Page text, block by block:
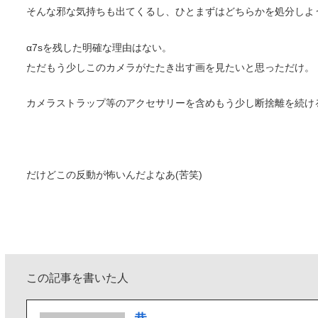
そんな邪な気持ちも出てくるし、ひとまずはどちらかを処分しよ
α7sを残した明確な理由はない。
ただもう少しこのカメラがたたき出す画を見たいと思っただけ。
カメラストラップ等のアクセサリーを含めもう少し断捨離を続け
だけどこの反動が怖いんだよなあ(苦笑)
この記事を書いた人